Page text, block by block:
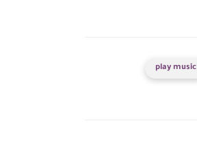
play music